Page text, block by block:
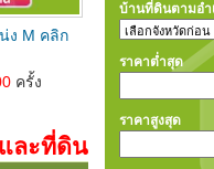
ง M คลิก
M คลิกเลย...
ครั้ง
ละที่ดิน
บ้านที่ดินตามอำ
ราคาต่ำสุด
ราคาสูงสุด